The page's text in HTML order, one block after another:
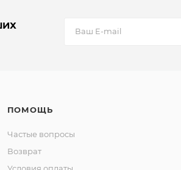
ПОМОЩЬ
Частые вопросы
Возврат
Условия оплаты